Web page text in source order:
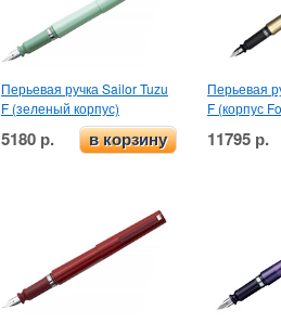
Перьевая ручка Sailor Tuzu
F (зеленый корпус)
5180 р. в корзину
Перьевая
F (корпус
11795 р.